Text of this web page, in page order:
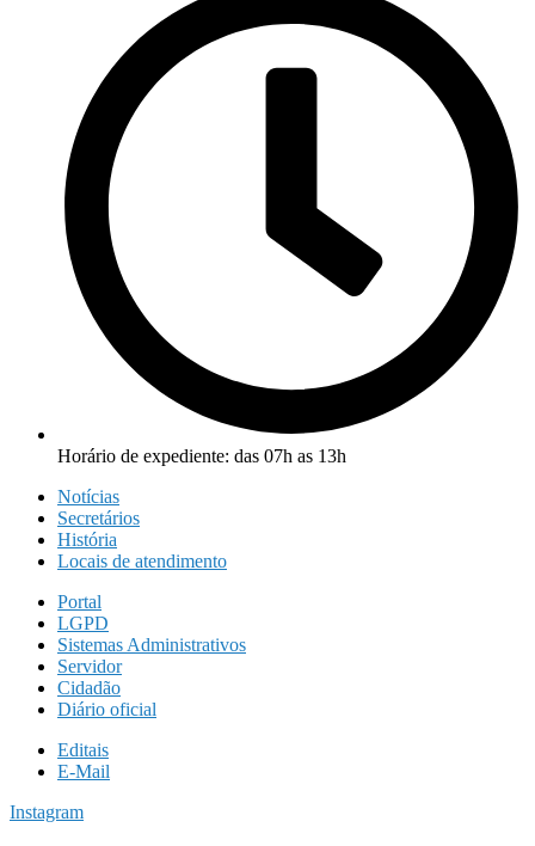
Horário de expediente: das 07h as 13h
Notícias
Secretários
História
Locais de atendimento
Portal
LGPD
Sistemas Administrativos
Servidor
Cidadão
Diário oficial
Editais
E-Mail
Instagram